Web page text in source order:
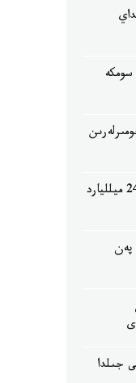
سومكە
الماتىدا «بايسات» بازارى اۋكسيوندا 24 ميلليارد
پەن
جىلدا